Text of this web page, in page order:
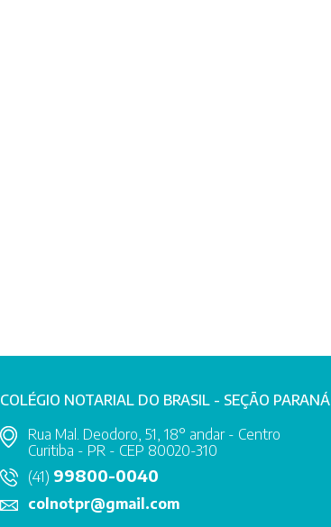
COLÉGIO NOTARIAL DO BRASIL - SEÇÃO PARANÁ
Rua Mal. Deodoro, 51, 18° andar - Centro
Curitiba - PR - CEP 80020-310
(41) 99800-0040
colnotpr@gmail.com